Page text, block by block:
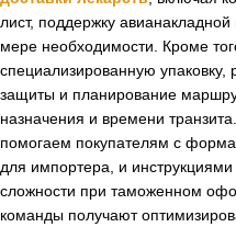
лист, поддержку
мере необходимости. Кроме
специализированную
защиты и планирование
назначения и времени
помогаем покупателям с
для импортера, и инструкциями
сложности при таможенном
команды получают